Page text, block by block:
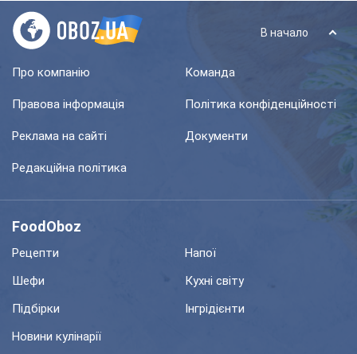
В начало
Про компанію Команда
Правова інформація Політика конфіденційності
Реклама на сайті Документи
Редакційна політика
FoodOboz
Рецепти
Напої
Шефи
Кухні світу
Підбірки
Інгрідієнти
Новини кулінарії